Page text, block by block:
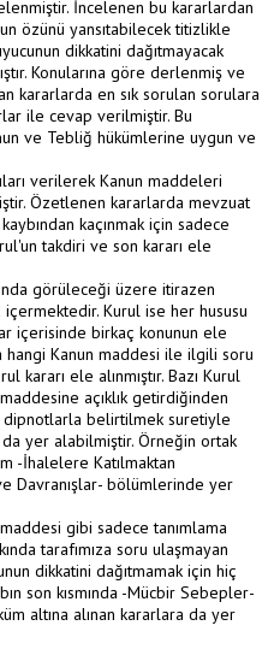
İncelenen bu kararlardan
özünü yansıtabilecek titizlikle
dikkatini dağıtmayacak
Konularına göre derlenmiş ve
kararlarda en sık sorulan sorulara
ile cevap verilmiştir. Bu
ve Tebliğ hükümlerine uygun ve
verilerek Kanun maddeleri
Özetlenen kararlarda mevzuat
kaçınmak için sadece
takdiri ve son kararı ele
görüleceği üzere itirazen
Kurul ise her hususu
içerisinde birkaç konunun ele
hangi Kanun maddesi ile ilgili soru
kararı ele alınmıştır. Bazı Kurul
açıklık getirdiğinden
dipnotlarla belirtilmek suretiyle
da yer alabilmiştir. Örneğin ortak
-İhalelere Katılmaktan
Davranışlar- bölümlerinde yer
gibi sadece tanımlama
tarafımıza soru ulaşmayan
dikkatini dağıtmamak için hiç
son kısmında -Mücbir Sebepler-
altına alınan kararlara da yer